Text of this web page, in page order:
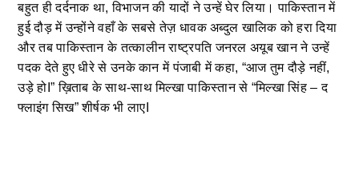
बहुत ही दर्दनाक था, विभाजन की यादों ने उन्हें घेर लिया। पाकिस्तान में
हुई दौड़ में उन्होंने वहाँ के सबसे तेज़ धावक अब्दुल खालिक को हरा दिया
और तब पाकिस्तान के तत्कालीन राष्ट्रपति जनरल अयूब खान ने उन्हें
पदक देते हुए धीरे से उनके कान में पंजाबी में कहा, “आज तुम दौड़े नहीं,
उड़े होI” ख़िताब के साथ-साथ मिल्खा पाकिस्तान से “मिल्खा सिंह – द
फ्लाइंग सिख” शीर्षक भी लाएI